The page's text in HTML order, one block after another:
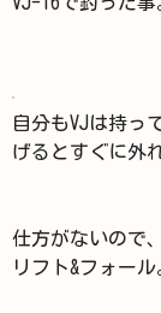
自分もVJは持っ
げるとすぐに外
仕方がないので
リフト&フォール